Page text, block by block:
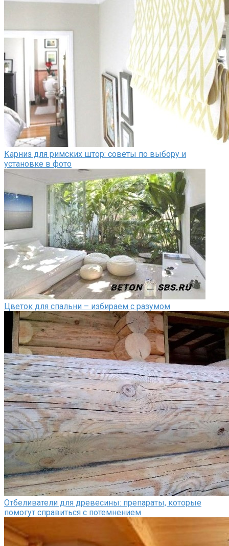
Карниз для римских штор: советы по выбору и
установке в фото
Цветок для спальни – избираем с разумом
Отбеливатели для древесины: препараты, которые
помогут справиться с потемнением